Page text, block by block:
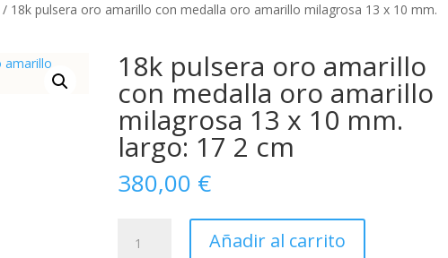
/ 18k pulsera oro amarillo con medalla oro amarillo milagrosa 13 x 10 mm.
18k pulsera oro amarillo
con medalla oro amarillo
milagrosa 13 x 10 mm.
largo: 17 2 cm
380,00 €
pulsera
Añadir al carrito